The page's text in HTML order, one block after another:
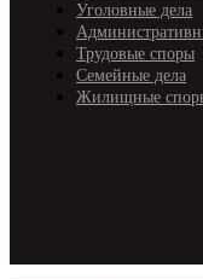
Уголовные дела
Трудовые споры
Семейные дела
Жилищные